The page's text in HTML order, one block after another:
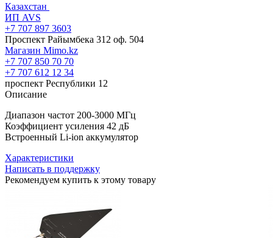
Казахстан
ИП AVS
+7 707 897 3603
Проспект Райымбека 312 оф. 504
Магазин Mimo.kz
+7 707 850 70 70
+7 707 612 12 34
проспект Республики 12
Описание
Диапазон частот 200-3000 МГц
Коэффициент усиления 42 дБ
Встроенный Li-ion аккумулятор
Характеристики
Написать в поддержку
Рекомендуем купить к этому товару